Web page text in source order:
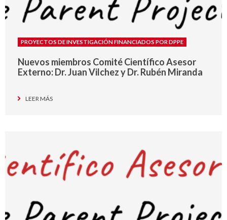
PROYECTOS DE INVESTIGACIÓN FINANCIADOS POR DPPE
Nuevos miembros Comité Científico Asesor
Externo: Dr. Juan Vilchez y Dr. Rubén Miranda
LEER MÁS